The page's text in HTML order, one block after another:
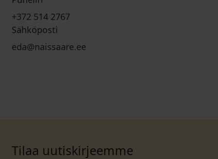
+372 514 2767
Sähköposti
eda@naissaare.ee
Tilaa uutiskirjeemme